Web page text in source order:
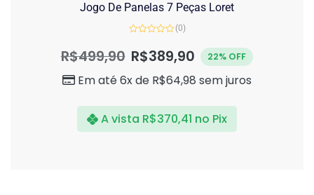
Jogo De Panelas 7 Peças Loret
0
de
(0)
R$499,90 R$389,90 22% OFF
Em até 6x de R$64,98 sem juros
A vista R$370,41 no Pix